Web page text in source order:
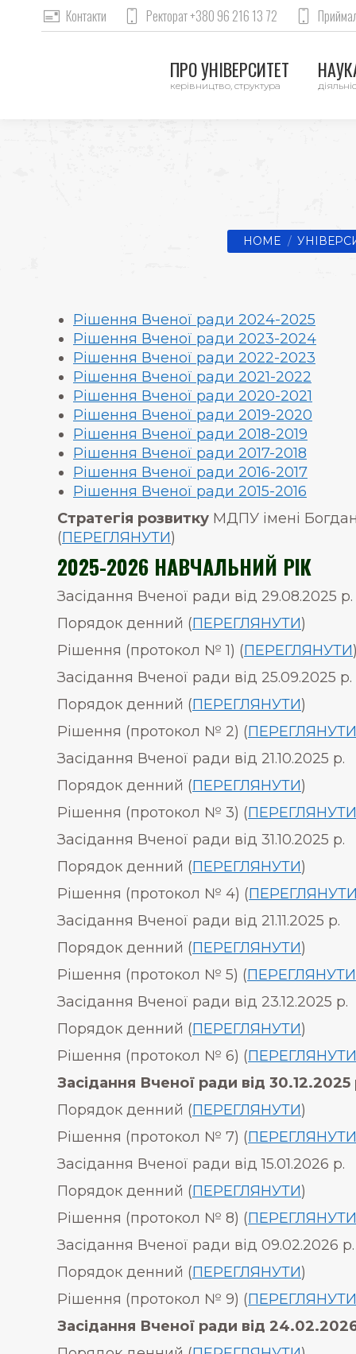
Контакти Ректорат +380 96 216 13 72
ПРО УНІВЕРСИТЕТ
керівництво, структура
You are here:
HOME
Рішення Вченої ради 2024-2025
Рішення Вченої ради 2023-2024
Рішення Вченої ради 2022-2023
Рішення Вченої ради 2021-2022
Рішення Вченої ради 2020-2021
Рішення Вченої ради 2019-2020
Рішення Вченої ради 2018-2019
Рішення Вченої ради 2017-2018
Рішення Вченої ради 2016-2017
Рішення Вченої ради 2015-2016
Стратегія розвитку МДПУ імені
(ПЕРЕГЛЯНУТИ)
2025-2026 НАВЧАЛЬНИЙ РІК
Засідання Вченої ради від 29.08.2025 р.
Порядок денний (ПЕРЕГЛЯНУТИ)
Рішення (протокол № 1) (ПЕРЕГЛЯНУТИ)
Засідання Вченої ради від 25.09.2025 р.
Порядок денний (ПЕРЕГЛЯНУТИ)
Рішення (протокол № 2) (ПЕРЕГЛЯНУТИ
Засідання Вченої ради від 21.10.2025 р.
Порядок денний (ПЕРЕГЛЯНУТИ)
Рішення (протокол № 3) (ПЕРЕГЛЯНУТИ
Засідання Вченої ради від 31.10.2025 р.
Порядок денний (ПЕРЕГЛЯНУТИ)
Рішення (протокол № 4) (ПЕРЕГЛЯНУТИ
Засідання Вченої ради від 21.11.2025 р.
Порядок денний (ПЕРЕГЛЯНУТИ)
Рішення (протокол № 5) (ПЕРЕГЛЯНУТИ
Засідання Вченої ради від 23.12.2025 р.
Порядок денний (ПЕРЕГЛЯНУТИ)
Рішення (протокол № 6) (ПЕРЕГЛЯНУТИ
Засідання Вченої ради від 30.12.2025
Порядок денний (ПЕРЕГЛЯНУТИ)
Рішення (протокол № 7) (ПЕРЕГЛЯНУТИ
Засідання Вченої ради від 15.01.2026 р.
Порядок денний (ПЕРЕГЛЯНУТИ)
Рішення (протокол № 8) (ПЕРЕГЛЯНУТИ
Засідання Вченої ради від 09.02.2026 р.
Порядок денний (ПЕРЕГЛЯНУТИ)
Рішення (протокол № 9) (ПЕРЕГЛЯНУТИ
Засідання Вченої ради від